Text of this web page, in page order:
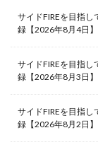
サイドFIREを目指
録【2026年8月4日】
サイドFIREを目指
録【2026年8月3日】
サイドFIREを目指
録【2026年8月2日】